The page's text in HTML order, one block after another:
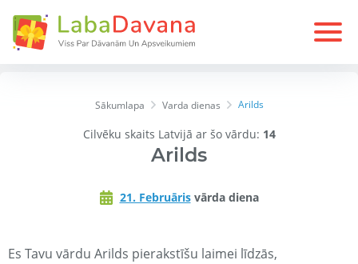
Sākumlapa Varda dienas Arilds
Cilvēku skaits Latvijā ar šo vārdu: 14
Arilds
21. Februārisvārda diena
Es Tavu vārdu Arilds pierakstīšu laimei līdzās,